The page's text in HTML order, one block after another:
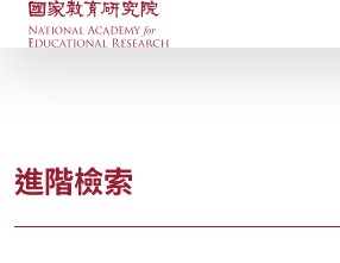
國家教育研究院-研
進階檢索